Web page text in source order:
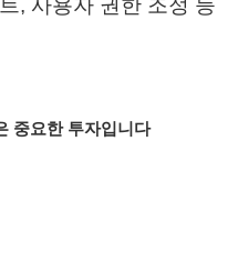
, 사용자 권한 조정 등
중요한 투자입니다